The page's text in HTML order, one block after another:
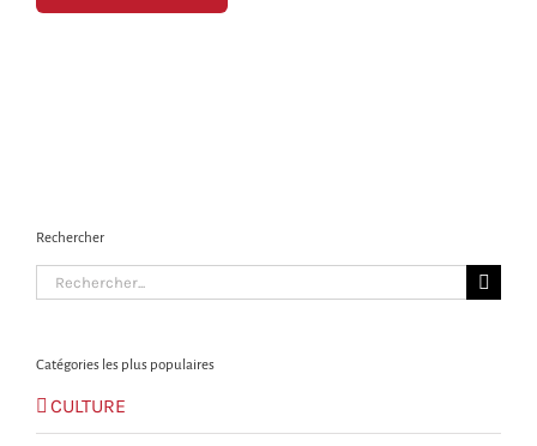
Rechercher
Search
for:
Catégories les plus populaires
CULTURE